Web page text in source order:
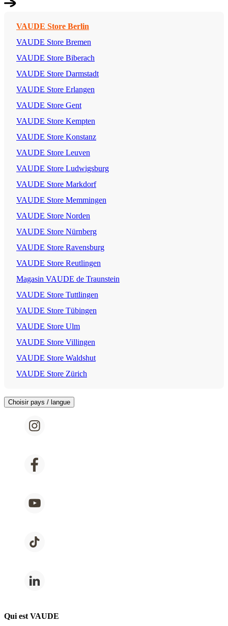
VAUDE Store Berlin
VAUDE Store Bremen
VAUDE Store Biberach
VAUDE Store Darmstadt
VAUDE Store Erlangen
VAUDE Store Gent
VAUDE Store Kempten
VAUDE Store Konstanz
VAUDE Store Leuven
VAUDE Store Ludwigsburg
VAUDE Store Markdorf
VAUDE Store Memmingen
VAUDE Store Norden
VAUDE Store Nürnberg
VAUDE Store Ravensburg
VAUDE Store Reutlingen
Magasin VAUDE de Traunstein
VAUDE Store Tuttlingen
VAUDE Store Tübingen
VAUDE Store Ulm
VAUDE Store Villingen
VAUDE Store Waldshut
VAUDE Store Zürich
Choisir pays / langue
Qui est VAUDE